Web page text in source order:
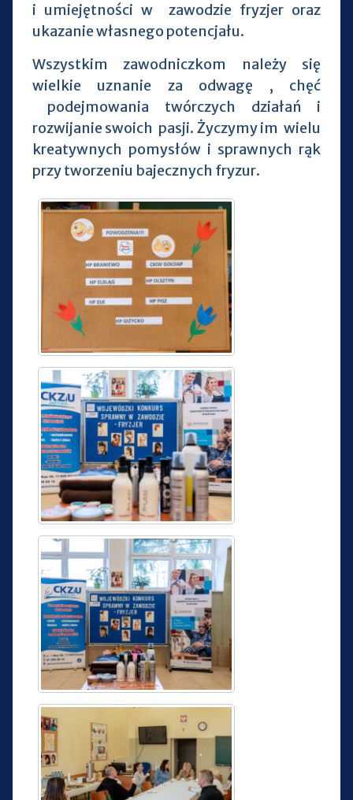
i umiejętności w zawodzie fryzjer oraz
ukazanie własnego potencjału.
Wszystkim zawodniczkom należy się
wielkie uznanie za odwagę , chęć
podejmowania twórczych działań i
rozwijanie swoich pasji. Życzymy im wielu
kreatywnych pomysłów i sprawnych rąk
przy tworzeniu bajecznych fryzur.